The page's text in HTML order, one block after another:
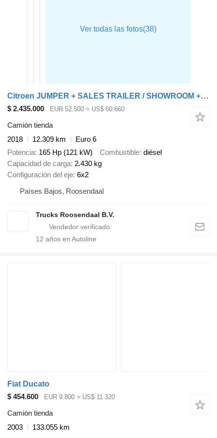
Citroen JUMPER + SALES TRAILER / SHOWROOM + BAR/STAGE + 12,000 km
$ 2.435.000 EUR 52.500 ≈ US$ 60.660
Camión tienda
2018
12.309 km
Euro 6
Potencia 165 Hp (121 kW) Combustible diésel
Capacidad de carga 2.430 kg
Configuración del eje 6x2
Países Bajos, Roosendaal
Trucks Roosendaal B.V.
12 años en Autoline
Fiat Ducato
$ 454.600
EUR 9.800 ≈ US$ 11.320
Camión tienda
2003
133.055 km